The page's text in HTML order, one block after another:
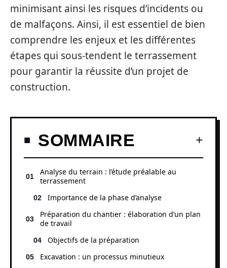
minimisant ainsi les risques d’incidents ou
de malfaçons. Ainsi, il est essentiel de bien
comprendre les enjeux et les différentes
étapes qui sous-tendent le terrassement
pour garantir la réussite d’un projet de
construction.
SOMMAIRE
Analyse du terrain : l’étude préalable au
terrassement
Importance de la phase d’analyse
Préparation du chantier : élaboration d’un plan
de travail
Objectifs de la préparation
Excavation : un processus minutieux